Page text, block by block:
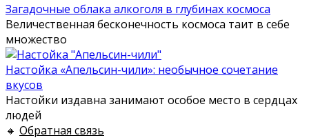
Загадочные облака алкоголя в глубинах космоса
Величественная бесконечность космоса таит в себе
множество
Настойка «Апельсин-чили»: необычное сочетание
вкусов
Настойки издавна занимают особое место в сердцах
людей
🔸 Обратная связь